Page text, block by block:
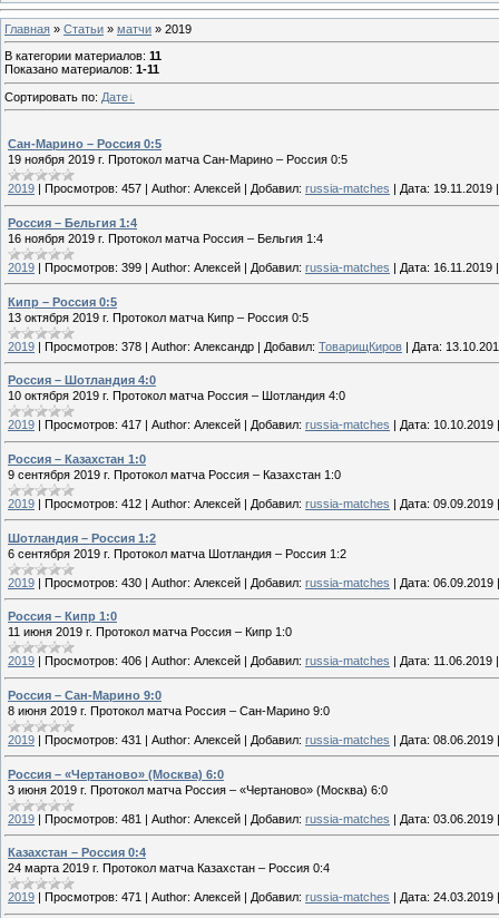
Главная » Статьи » матчи » 2019
В категории материалов: 11
Показано материалов: 1-11
Сортировать по: Дате
Сан-Марино – Россия 0:5
19 ноября 2019 г. Протокол матча Сан-Марино – Россия 0:5
2019 Просмотров: 457 Author: Алексей Добавил: russia-matches Дата: 19.11.2019
Россия – Бельгия 1:4
16 ноября 2019 г. Протокол матча Россия – Бельгия 1:4
2019 | Просмотров: 399 | Author: Алексей | Добавил: russia-matches | Дата: 16.11.2019
Кипр – Россия 0:5
13 октября 2019 г. Протокол матча Кипр – Россия 0:5
2019 | Просмотров: 378 | Author: Александр | Добавил: ТоварищКиров | Дата:
Россия – Шотландия 4:0
10 октября 2019 г. Протокол матча Россия – Шотландия 4:0
2019 Просмотров: 417 Author: Алексей Добавил: russia-matches Дата: 10.10.2019
Россия – Казахстан 1:0
9 сентября 2019 г. Протокол матча Россия – Казахстан 1:0
2019 | Просмотров: 412 | Author: Алексей | Добавил: russia-matches | Дата: 09.09.2019
Шотландия – Россия 1:2
6 сентября 2019 г. Протокол матча Шотландия – Россия 1:2
2019 | Просмотров: 430 | Author: Алексей | Добавил: russia-matches | Дата: 06.09.2019
Россия – Кипр 1:0
11 июня 2019 г. Протокол матча Россия – Кипр 1:0
2019 Просмотров: 406 Author: Алексей Добавил: russia-matches Дата: 11.06.2019
Россия – Сан-Марино 9:0
8 июня 2019 г. Протокол матча Россия – Сан-Марино 9:0
2019 | Просмотров: 431 | Author: Алексей | Добавил: russia-matches | Дата: 08.06.2019
Россия – «Чертаново» (Москва) 6:0
3 июня 2019 г. Протокол матча Россия – «Чертаново» (Москва) 6:0
2019 | Просмотров: 481 | Author: Алексей | Добавил: russia-matches | Дата: 03.06.2019
Казахстан – Россия 0:4
24 марта 2019 г. Протокол матча Казахстан – Россия 0:4
2019 | Просмотров: 471 | Author: Алексей | Добавил: russia-matches | Дата: 24.03.2019